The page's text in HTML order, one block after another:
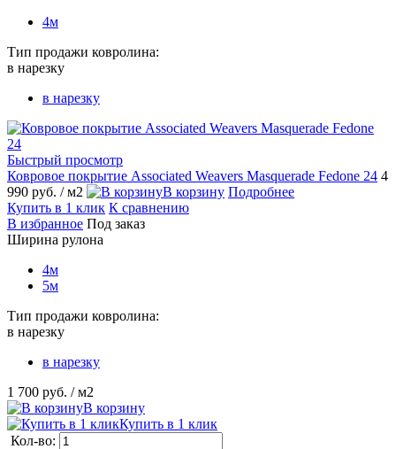
4м
Тип продажи ковролина:
в нарезку
в нарезку
Быстрый просмотр
Ковровое покрытие Associated Weavers Masquerade Fedone 24 4
990 руб. / м2 В корзину Подробнее
Купить в 1 клик К сравнению
В избранное Под заказ
Ширина рулона
4м
5м
Тип продажи ковролина:
в нарезку
в нарезку
1 700 руб. / м2
В корзину
Купить в 1 клик
Кол-во: